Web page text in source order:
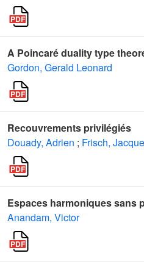
A Poincaré duality type
Gordon, Gerald Leonard
Recouvrements privilégiés
Douady, Adrien ; Frisch,
Espaces harmoniques sans
Anandam, Victor